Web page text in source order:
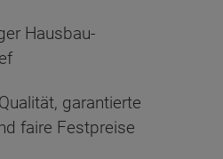
Hausbau-
garantierte
faire Festpreise